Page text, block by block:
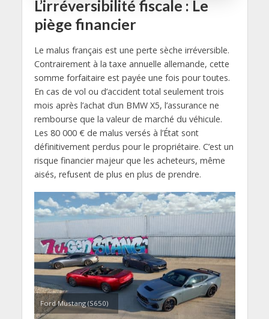
L’irréversibilité fiscale : Le
piège financier
Le malus français est une perte sèche irréversible.
Contrairement à la taxe annuelle allemande, cette
somme forfaitaire est payée une fois pour toutes.
En cas de vol ou d’accident total seulement trois
mois après l’achat d’un BMW X5, l’assurance ne
rembourse que la valeur de marché du véhicule.
Les 80 000 € de malus versés à l’État sont
définitivement perdus pour le propriétaire. C’est un
risque financier majeur que les acheteurs, même
aisés, refusent de plus en plus de prendre.
Ford Mustang (S650)